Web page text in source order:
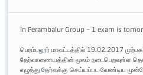
In Perambalur Group – 1 exam is
பெரம்பலூர் மாவட்டத்தில் 19.02.2017
தேர்வாணையத்தின் மூலம் நடைபெறவுள்ள
எழுத்து தேர்வுக்கு செய்யப்பட வேண்டிய